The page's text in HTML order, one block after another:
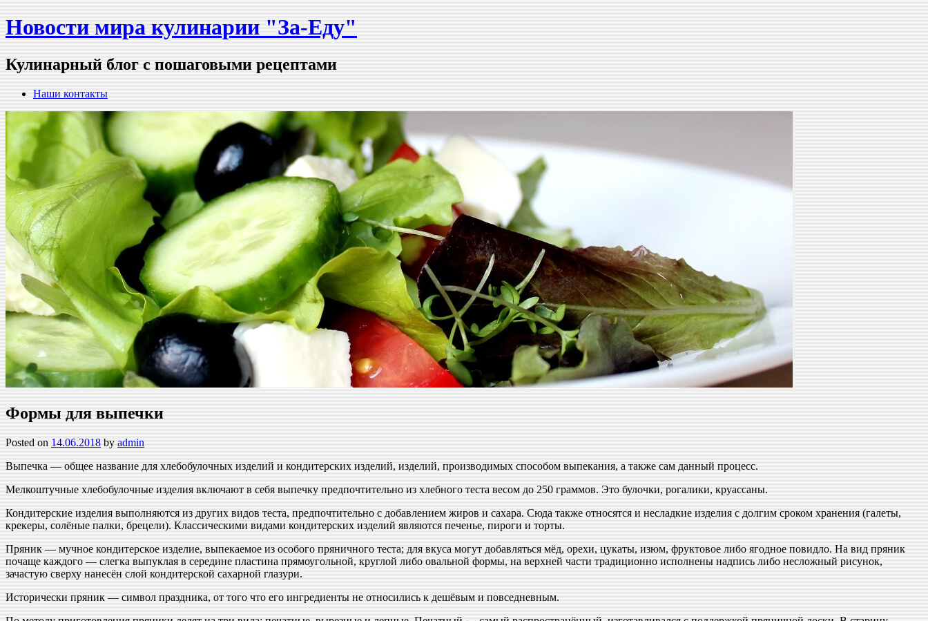
Новости мира кулинарии "За-Еду"
Кулинарный блог с пошаговыми рецептами
Наши контакты
Формы для выпечки
Posted on 14.06.2018 by admin
Выпечка — общее название для хлебобулочных изделий и кондитерских изделий, изделий, производимых способом выпекания, а также сам данный процесс.
Мелкоштучные хлебобулочные изделия включают в себя выпечку предпочтительно из хлебного теста весом до 250 граммов. Это булочки, рогалики, круассаны.
Кондитерские изделия выполняются из других видов теста, предпочтительно с добавлением жиров и сахара. Сюда также относятся и несладкие изделия с долгим сроком хранения (галеты,
крекеры, солёные палки, брецели). Классическими видами кондитерских изделий являются печенье, пироги и торты.
Пряник — мучное кондитерское изделие, выпекаемое из особого пряничного теста; для вкуса могут добавляться мёд, орехи, цукаты, изюм, фруктовое либо ягодное повидло. На вид пряник
почаще каждого — слегка выпуклая в середине пластина прямоугольной, круглой либо овальной формы, на верхней части традиционно исполнены надпись либо несложный рисунок,
зачастую сверху нанесён слой кондитерской сахарной глазури.
Исторически пряник — символ праздника, от того что его ингредиенты не относились к дешёвым и повседневным.